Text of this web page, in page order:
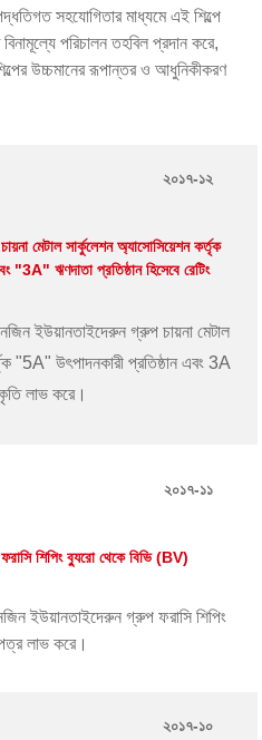
সহযোগিতার মাধ্যমে এই শিল্পে
পরিচালন তহবিল প্রদান করে,
উচ্চমানের রূপান্তর ও আধুনিকীকরণ
২০১৭-১২
মেটাল সার্কুলেশন অ্যাসোসিয়েশন কর্তৃক
"3A" ঋণদাতা প্রতিষ্ঠান হিসেবে রেটিং
ইউয়ানতাইদেরুন গ্রুপ চায়না মেটাল
"5A" উৎপাদনকারী প্রতিষ্ঠান এবং 3A
লাভ করে।
২০১৭-১১
শিপিং ব্যুরো থেকে বিভি (BV)
ইউয়ানতাইদেরুন গ্রুপ ফরাসি শিপিং
লাভ করে।
২০১৭-১০